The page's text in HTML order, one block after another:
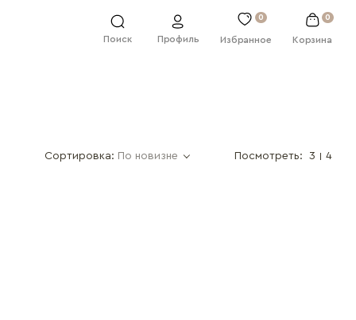
Поиск Профиль
0
Избранное
0
Корзина
Сортировка: По новизне Посмотреть: 3 4